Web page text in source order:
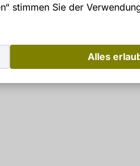
stimmen Sie der
Alles